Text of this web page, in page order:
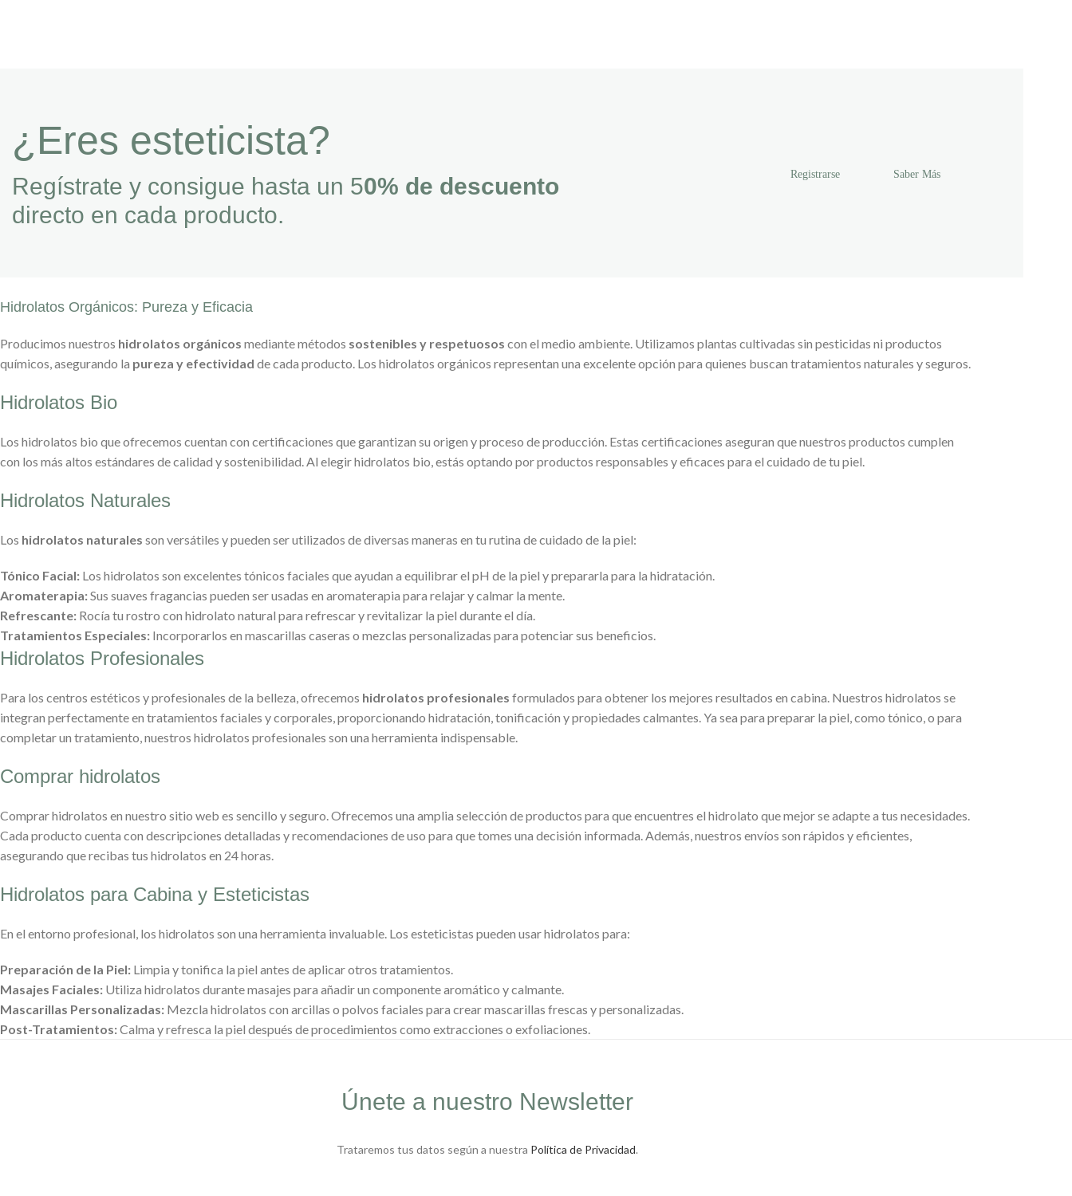
¿Eres esteticista?
Regístrate y consigue hasta un 50% de descuento
directo en cada producto.
Registrarse Saber Más
Hidrolatos Orgánicos: Pureza y Eficacia
Producimos nuestros hidrolatos orgánicos mediante métodos sostenibles y respetuosos con el medio ambiente. Utilizamos plantas cultivadas sin pesticidas ni productos
químicos, asegurando la pureza y efectividad de cada producto. Los hidrolatos orgánicos representan una excelente opción para quienes buscan tratamientos naturales y seguros.
Hidrolatos Bio
Los hidrolatos bio que ofrecemos cuentan con certificaciones que garantizan su origen y proceso de producción. Estas certificaciones aseguran que nuestros productos cumplen
con los más altos estándares de calidad y sostenibilidad. Al elegir hidrolatos bio, estás optando por productos responsables y eficaces para el cuidado de tu piel.
Hidrolatos Naturales
Los hidrolatos naturales son versátiles y pueden ser utilizados de diversas maneras en tu rutina de cuidado de la piel:
Tónico Facial: Los hidrolatos son excelentes tónicos faciales que ayudan a equilibrar el pH de la piel y prepararla para la hidratación.
Aromaterapia:Sus suaves fragancias pueden ser usadas en aromaterapia para relajar y calmar la mente.
Refrescante: Rocía tu rostro con hidrolato natural para refrescar y revitalizar la piel durante el día.
Tratamientos Especiales: Incorporarlos en mascarillas caseras o mezclas personalizadas para potenciar sus beneficios.
Hidrolatos Profesionales
Para los centros estéticos y profesionales de la belleza, ofrecemos hidrolatos profesionales formulados para obtener los mejores resultados en cabina. Nuestros hidrolatos se
integran perfectamente en tratamientos faciales y corporales, proporcionando hidratación, tonificación y propiedades calmantes. Ya sea para preparar la piel, como tónico, o para
completar un tratamiento, nuestros hidrolatos profesionales son una herramienta indispensable.
Comprar hidrolatos
Comprar hidrolatos en nuestro sitio web es sencillo y seguro. Ofrecemos una amplia selección de productos para que encuentres el hidrolato que mejor se adapte a tus necesidades.
Cada producto cuenta con descripciones detalladas y recomendaciones de uso para que tomes una decisión informada. Además, nuestros envíos son rápidos y eficientes,
asegurando que recibas tus hidrolatos en 24 horas.
Hidrolatos para Cabina y Esteticistas
En el entorno profesional, los hidrolatos son una herramienta invaluable. Los esteticistas pueden usar hidrolatos para:
Preparación de la Piel: Limpia y tonifica la piel antes de aplicar otros tratamientos.
Masajes Faciales: Utiliza hidrolatos durante masajes para añadir un componente aromático y calmante.
Mascarillas Personalizadas: Mezcla hidrolatos con arcillas o polvos faciales para crear mascarillas frescas y personalizadas.
Post-Tratamientos:Calma y refresca la piel después de procedimientos como extracciones o exfoliaciones.
Únete a nuestro Newsletter
Trataremos tus datos según a nuestra Política de Privacidad.